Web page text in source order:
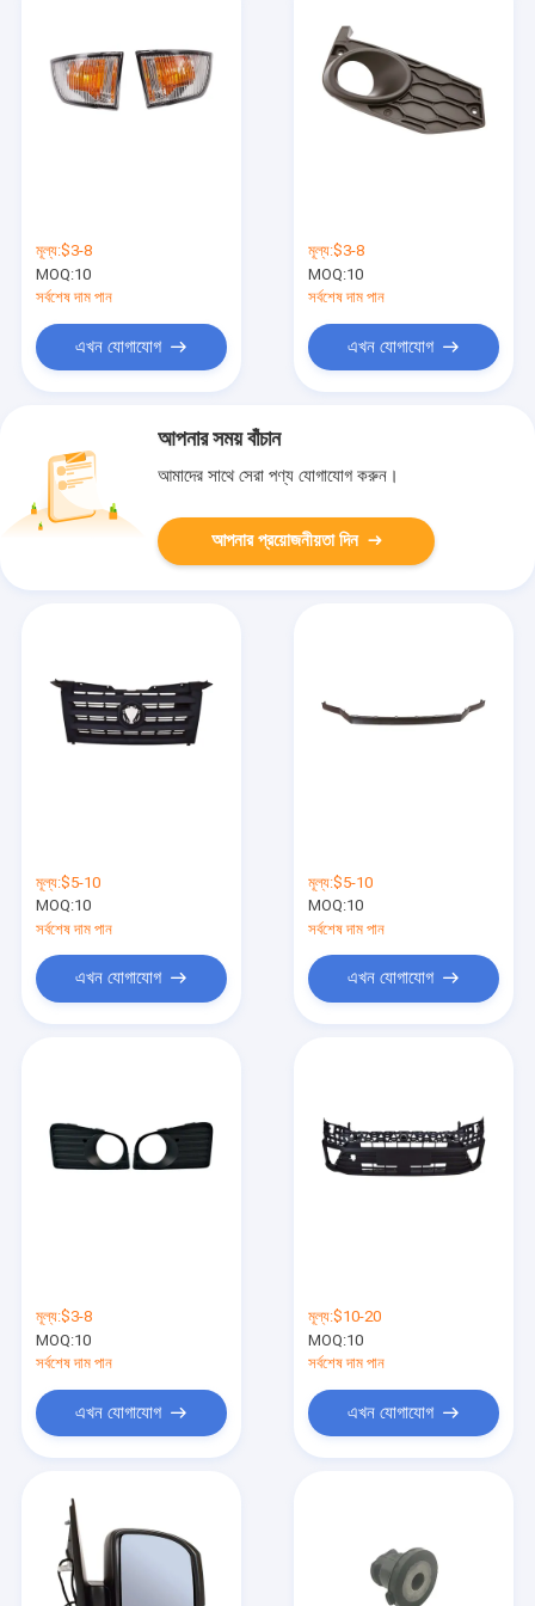
পণ্য
আমাদের সম্বন্ধে
মূল্য:$3-8
MOQ:10
সর্বশেষ দাম পান
এখন যোগাযোগ
মূল্য:$3-8
MOQ:10
সর্বশেষ দাম পান
এখন যোগাযোগ
আপনার সময় বাঁচান
আমাদের সাথে সেরা পণ্য যোগাযোগ করুন।
আপনার প্রয়োজনীয়তা দিন
মূল্য:$5-10
MOQ:10
সর্বশেষ দাম পান
এখন যোগাযোগ
মূল্য:$5-10
MOQ:10
সর্বশেষ দাম পান
এখন যোগাযোগ
মূল্য:$3-8
MOQ:10
সর্বশেষ দাম পান
এখন যোগাযোগ
মূল্য:$10-20
MOQ:10
সর্বশেষ দাম পান
এখন যোগাযোগ